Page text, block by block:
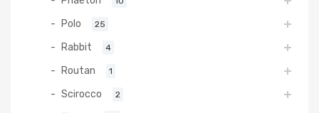
Polo 25
Rabbit 4
Routan 1
Scirocco 2